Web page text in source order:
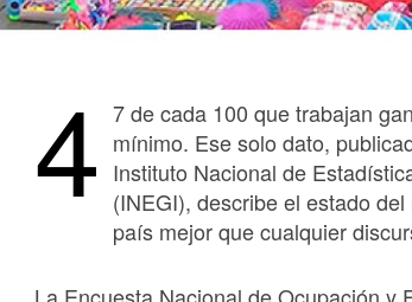
4 7 de cada 100 que trabajan
mínimo. Ese solo dato,
Instituto Nacional de
(INEGI), describe el estado
país mejor que cualquier